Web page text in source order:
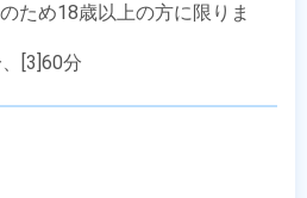
ため18歳以上の方に限りま
[3]60分